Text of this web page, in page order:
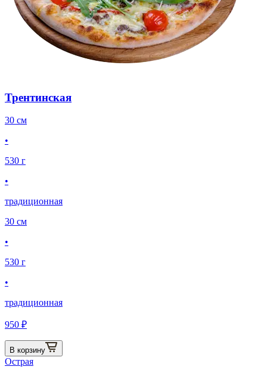
Трентинская
30 см
•
530 г
•
традиционная
30 см
•
530 г
•
традиционная
950 ₽
В корзину
Острая